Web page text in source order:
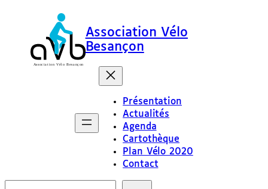
Association Vélo
Besançon
Présentation
Actualités
Agenda
Cartothèque
Plan Vélo 2020
Contact